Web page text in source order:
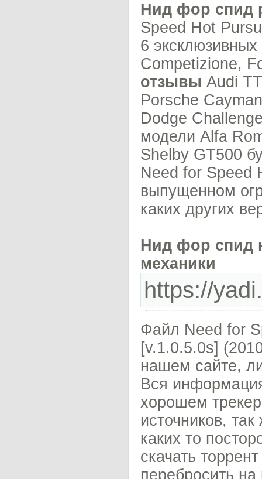
Нид фор спид
Speed Hot
6
Competizione,
отзывы Audi
Porsche
Dodge
модели Alfa
Shelby GT500
Need for Speed
выпущенном
каких других
Нид фор спид
механики
https://
Файл Need for
[v.1.0.5.0s]
нашем сайте,
Вся
хорошем
источников,
каких то
скачать
перебросить